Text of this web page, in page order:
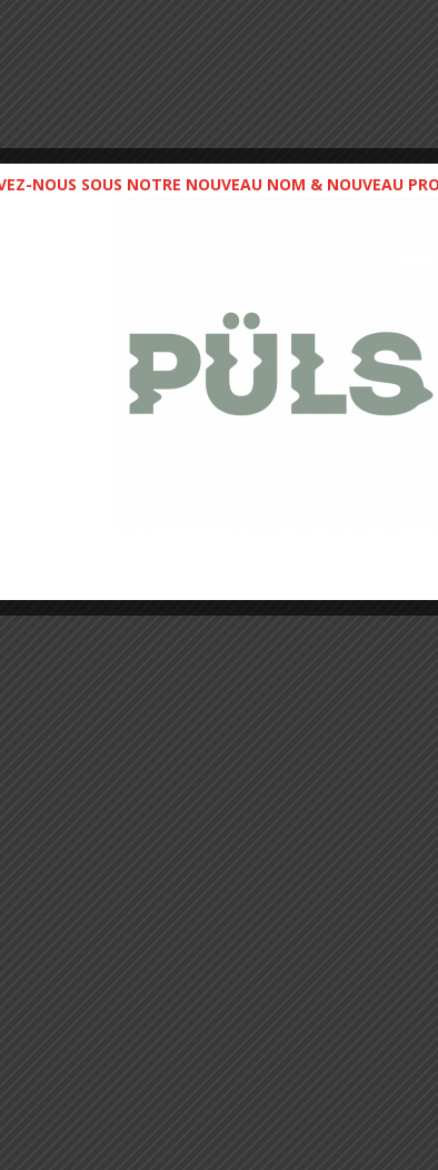
NOUS SOUS NOTRE NOUVEAU NOM & NOUVEAU